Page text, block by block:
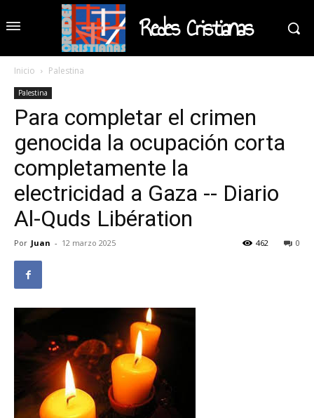
Redes Cristianas
Inicio Palestina
Palestina
Para completar el crimen
genocida la ocupación corta
completamente la
electricidad a Gaza -- Diario
Al-Quds Libération
Por Juan - 12 marzo 2025 0
462